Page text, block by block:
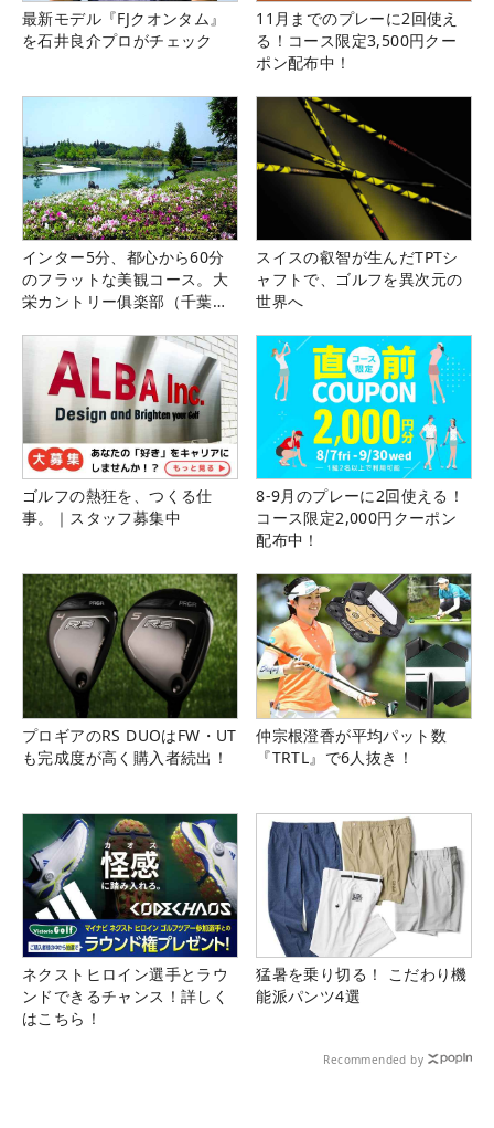
最新モデル『FJクオンタム』
を石井良介プロがチェック
11月までのプレーに2回使え
る！コース限定3,500円クー
ポン配布中！
インター5分、都心から60分
のフラットな美観コース。大
栄カントリー俱楽部（千葉
スイスの叡智が生んだTPTシ
ャフトで、ゴルフを異次元の
世界へ
ゴルフの熱狂を、つくる仕
事。｜スタッフ募集中
8-9月のプレーに2回使える！
コース限定2,000円クーポン
配布中！
プロギアのRS DUOはFW・UT
も完成度が高く購入者続出！
仲宗根澄香が平均パット数
『TRTL』で6人抜き！
ネクストヒロイン選手とラウ
ンドできるチャンス！詳しく
はこちら！
猛暑を乗り切る！ こだわり機
能派パンツ4選
Recommended by